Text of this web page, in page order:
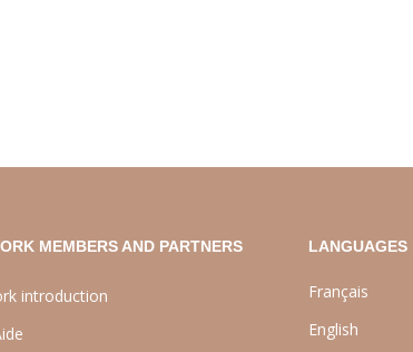
MEMBERS AND PARTNERS
introduction
LANGUAGES
Français
English